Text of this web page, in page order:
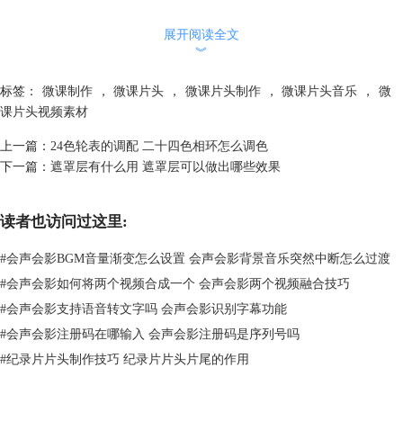
点击“转场”（编辑栏的A|B图标），选择合适的转场效果并拖到视频轨道
频转场怎么搭配 剪辑视频转场怎么加字》 。
3、设置片头标题
双击预览屏幕进行标题的添加。
展开阅读全文
︾
标签： 微课制作 ， 微课片头 ， 微课片头制作 ， 微课片头音乐 ，
微
课片头视频素材
上一篇： 24色轮表的调配 二十四色相环怎么调色
下一篇： 遮罩层有什么用 遮罩层可以做出哪些效果
读者也访问过这里:
#会声会影BGM音量渐变怎么设置 会声会影背景音乐突然中断怎么过渡
#会声会影如何将两个视频合成一个 会声会影两个视频融合技巧
#会声会影支持语音转文字吗 会声会影识别字幕功能
#会声会影注册码在哪输入 会声会影注册码是序列号吗
#纪录片片头制作技巧 纪录片片头片尾的作用